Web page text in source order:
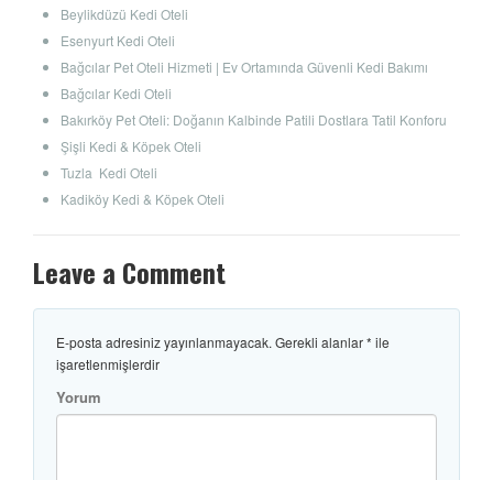
Beylikdüzü Kedi Oteli
Esenyurt Kedi Oteli
Bağcılar Pet Oteli Hizmeti | Ev Ortamında Güvenli Kedi Bakımı
Bağcılar Kedi Oteli
Bakırköy Pet Oteli: Doğanın Kalbinde Patili Dostlara Tatil Konforu
Şişli Kedi & Köpek Oteli
Tuzla Kedi Oteli
Kadiköy Kedi & Köpek Oteli
Leave a Comment
E-posta adresiniz yayınlanmayacak.Gerekli alanlar* ile
işaretlenmişlerdir
Yorum